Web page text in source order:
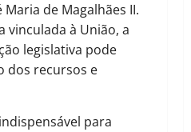
Maria de Magalhães II.
vinculada à União, a
legislativa pode
dos recursos e
para